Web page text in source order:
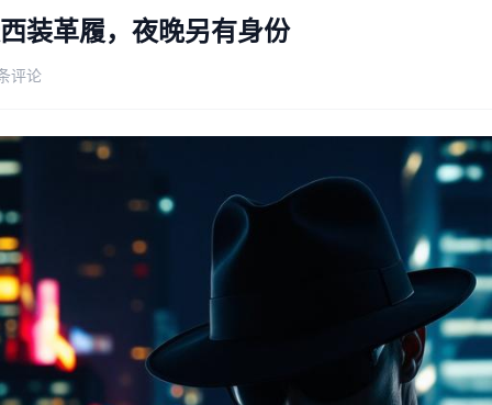
装革履，夜晚另有身份
评论